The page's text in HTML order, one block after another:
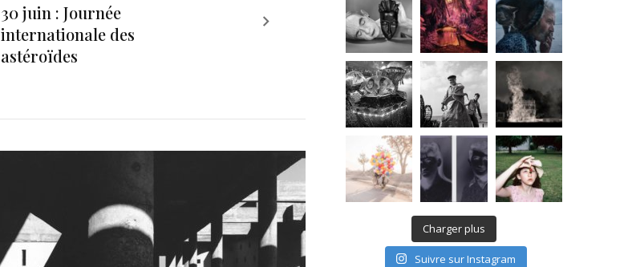
30 juin : Journée
internationale des
astéroïdes
Charger plus
Suivre sur Instagram